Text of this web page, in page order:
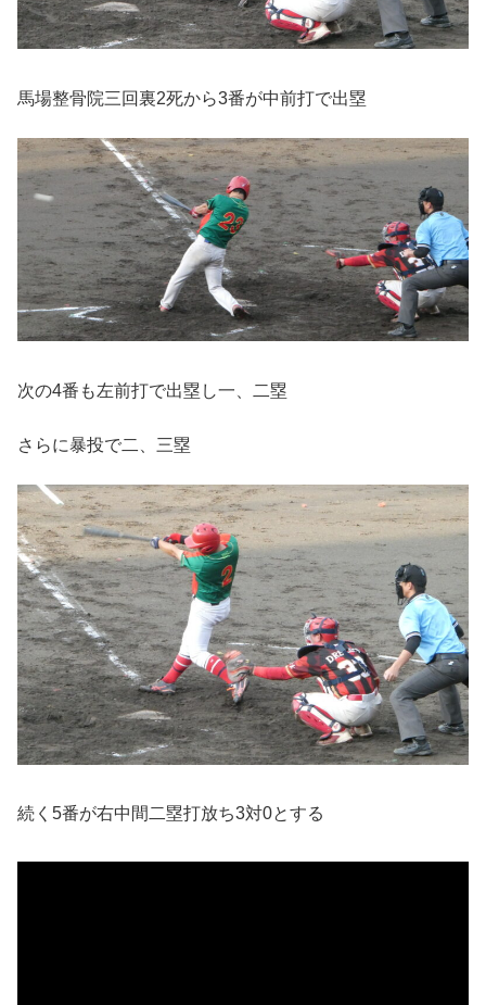
馬場整骨院三回裏2死から3番が中前打で出塁
次の4番も左前打で出塁し一、二塁
さらに暴投で二、三塁
続く5番が右中間二塁打放ち3対0とする